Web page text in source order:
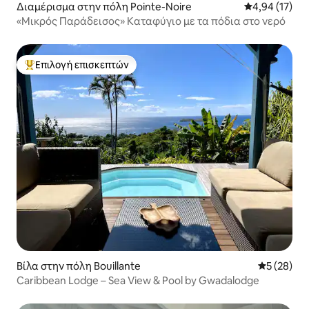
Διαμέρισμα στην πόλη Pointe-Noire Μέση
4,94 (17)
«Μικρός Παράδεισος» Καταφύγιο με τα πόδια στο νερό
Κορυφαία επιλογή επισκεπτών
Επιλογή επισκεπτών
Βίλα στην πόλη Bouillante Μέση
5 (28)
Caribbean Lodge – Sea View & Pool by Gwadalodge